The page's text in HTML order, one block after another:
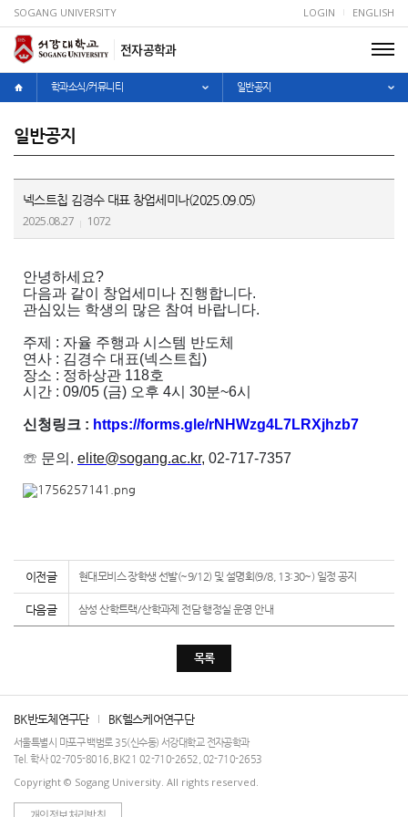
SOGANG UNIVERSITY LOGIN ENGLISH
전자공학과
학과소식/커뮤니티 일반공지
일반공지
넥스트칩 김경수 대표 창업세미나(2025.09.05)
2025.08.27 1072
안녕하세요?
다음과 같이 창업세미나 진행합니다.
관심있는 학생의 많은 참여 바랍니다.
주제 : 자율 주행과 시스템 반도체
연사 : 김경수 대표(넥스트칩)
장소 : 정하상관 118호
시간 : 09/05 (금) 오후 4시 30분~6시
신청링크 : https://forms.gle/rNHWzg4L7LRXjhzb7
☏ 문의 . elite@sogang.ac.kr, 02-717-7357
이전글 현대모비스 장학생 선발(~9/12) 및 설명회(9/8, 13:30~) 일정 공지
다음글 삼성 산학트랙/산학과제 전담 행정실 운영 안내
목록
BK반도체연구단 BK헬스케어연구단
서울특별시 마포구 백범로 35(신수동) 서강대학교 전자공학과
Tel. 학사 02-705-8016, BK21 02-710-2652, 02-710-2653
Copyright © Sogang University. All rights reserved.